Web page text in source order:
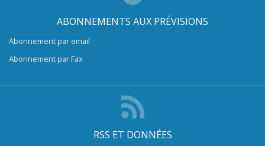
ABONNEMENTS AUX PRÉVISIONS
Abonnement par email
Abonnement par Fax
RSS ET DONNÉES